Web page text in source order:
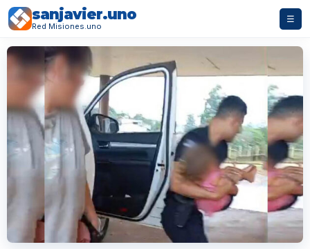
sanjavier.uno
Red Misiones.uno
☰